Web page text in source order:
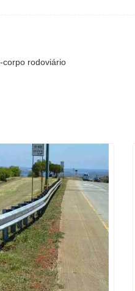
corpo rodoviário